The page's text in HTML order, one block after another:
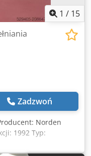
1 / 15
Zadzwoń
Norden
1992 Typ:
i zamykania tubek
napełniania: 1